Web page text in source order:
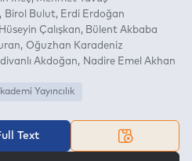
Birol Bulut
Erdi Erdoğan
Hüseyin Çalışkan
Bülent Akbaba
Oğuzhan Karadeniz
Akdoğan Nadire Emel Akhan
Yayıncılık
Text